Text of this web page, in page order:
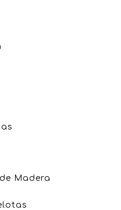
Madera